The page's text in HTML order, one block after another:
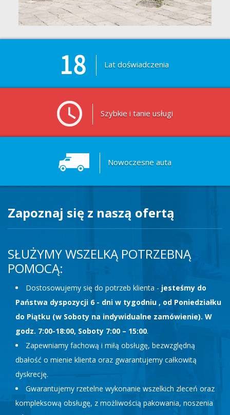
Lat doświadczenia
Szybkie i tanie usługi
Nowoczesne auta
Zapoznaj się z naszą ofertą
SŁUŻYMY WSZELKĄ POTRZEBNĄ
POMOCĄ:
Dostosowujemy się do potrzeb klienta - jesteśmy do
Państwa dyspozycji 6 - dni w tygodniu , od Poniedziałku
do Piątku (w Soboty na indywidualne zamówienie). W
godz. 7:00-18:00, Soboty 7:00 – 15:00.
Zapewniamy fachową i miłą obsługę, bezwzględną
dbałość o mienie klienta oraz gwarantujemy całkowitą
dyskrecję.
Gwarantujemy rzetelne wykonanie wszelkich zleceń oraz
kompleksową obsługę, z możliwością pakowania, noszenia